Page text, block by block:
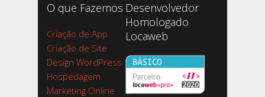
O que Fazemos
Criação de App
Criação de Site
Design WordPress
Hospedagem
Marketing Online
Desenvolvedor
Homologado
Locaweb